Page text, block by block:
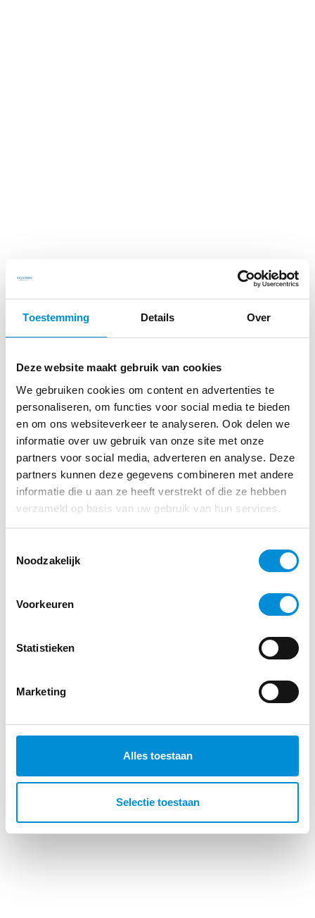
Toestemming Details Over
Deze website maakt gebruik van cookies
We gebruiken cookies om content en advertenties te
personaliseren, om functies voor social media te bieden
en om ons websiteverkeer te analyseren. Ook delen we
informatie over uw gebruik van onze site met onze
partners voor social media, adverteren en analyse. Deze
partners kunnen deze gegevens combineren met andere
informatie die u aan ze heeft verstrekt of die ze hebben
verzameld op basis van uw gebruik van hun services.
Noodzakelijk
Voorkeuren
Statistieken
Marketing
Alles toestaan
Selectie toestaan
EEN SENSATIONELE SPORT- EN
WELLNESSBELEVING